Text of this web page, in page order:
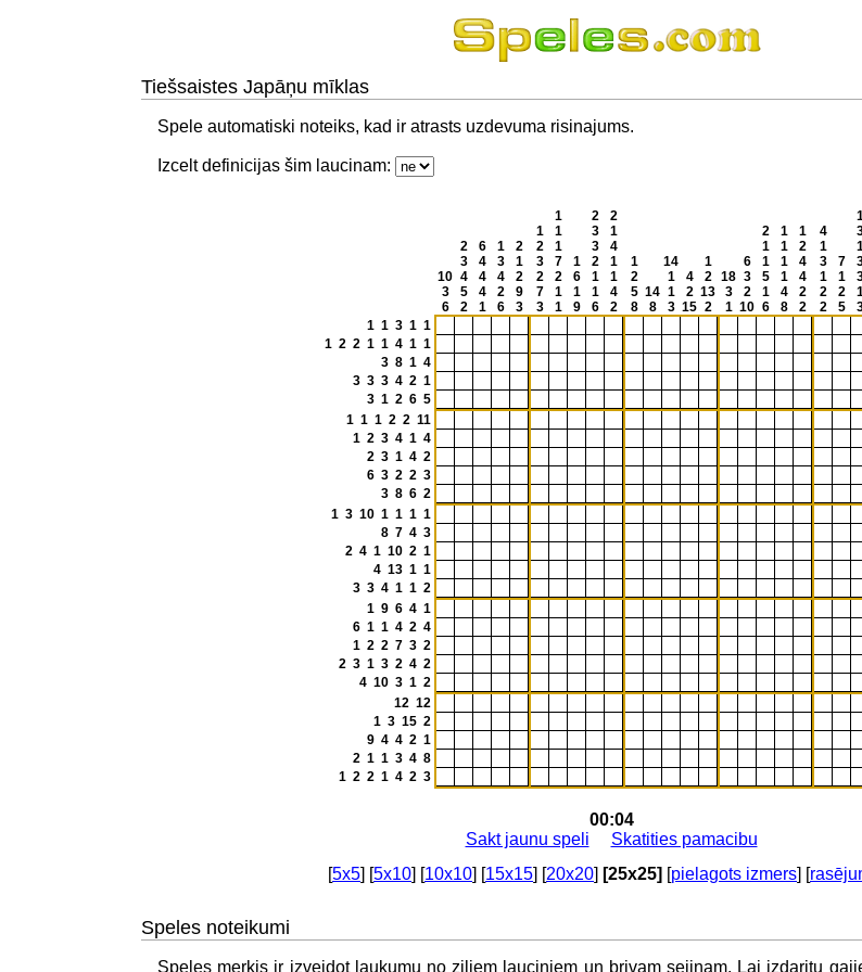
Tiešsaistes Japāņu mīklas
Spele automatiski noteiks, kad ir atrasts uzdevuma risinajums.
Izcelt definicijas šim laucinam:
10
3
6
2
3
4
5
2
6
4
4
4
1
1
3
4
2
6
2
1
2
9
3
1
2
3
2
7
3
1
1
1
7
2
1
1
1
6
1
9
2
3
3
2
1
1
6
2
1
4
1
1
4
2
1
2
5
8
14
8
14
1
1
3
4
2
15
1
2
13
2
18
3
1
6
3
2
10
2
1
1
5
1
6
1
1
1
1
4
8
1
2
4
4
2
2
4
1
3
1
2
2
7
1
2
5
1 1 3 1 1
1 2 2 1 1 4 1 1
3 8 1 4
3 3 3 4 2 1
3 1 2 6 5
1 1 1 2 2 11
1 2 3 4 1 4
2 3 1 4 2
6 3 2 2 3
3 8 6 2
1 3 10 1 1 1 1
8 7 4 3
2 4 1 10 2 1
4 13 1 1
3 3 4 1 1 2
1 9 6 4 1
6 1 1 4 2 4
1 2 2 7 3 2
2 3 1 3 2 4 2
4 10 3 1 2
12 12
1 3 15 2
9 4 4 2 1
2 1 1 3 4 8
1 2 2 1 4 2 3
00:04
Sakt jaunu speli
Skatities pamacibu
[5x5] [5x10] [10x10] [15x15] [20x20] [25x25] [pielagots izmers] [
Speles noteikumi
Speles merkis ir izveidot laukumu no ziliem lauciniem un brivam sejinam. Lai izdaritu